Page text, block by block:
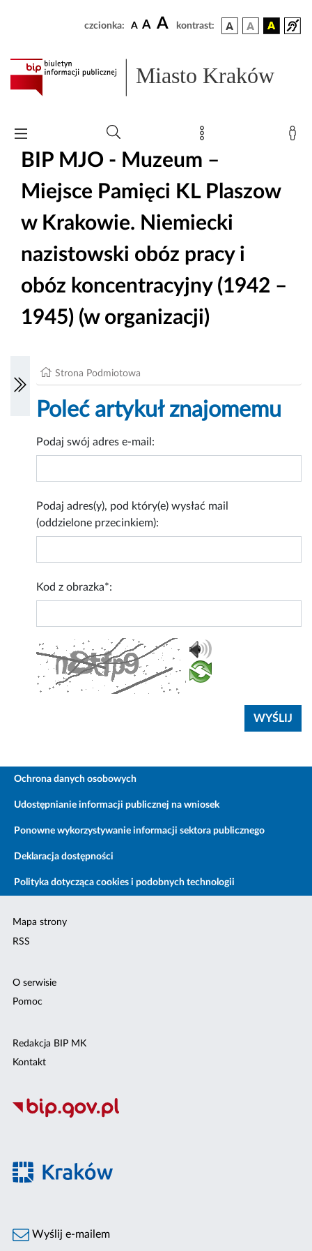
czcionka: A A A kontrast:
Miasto Kraków
BIP MJO - Muzeum –
Miejsce Pamięci KL Plaszow
w Krakowie. Niemiecki
nazistowski obóz pracy i
obóz koncentracyjny (1942 –
1945) (w organizacji)
Strona Podmiotowa
Poleć artykuł znajomemu
Podaj swój adres e-mail:
Podaj adres(y), pod który(e) wysłać mail
(oddzielone przecinkiem):
Kod z obrazka*:
Ochrona danych osobowych
Udostępnianie informacji publicznej na wniosek
Ponowne wykorzystywanie informacji sektora publicznego
Deklaracja dostępności
Polityka dotycząca cookies i podobnych technologii
Mapa strony
RSS
O serwisie
Pomoc
Redakcja BIP MK
Kontakt
Wyślij e-mailem